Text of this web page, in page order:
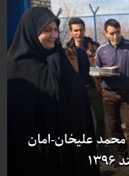
محمد علیخان-امان